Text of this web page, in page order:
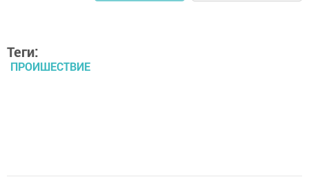
Теги:
ПРОИШЕСТВИЕ